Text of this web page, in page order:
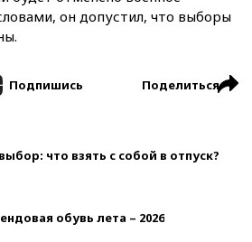
он допустил, что выборы
Подпишись Поделиться
что взять с собой в отпуск?
обувь лета – 2026